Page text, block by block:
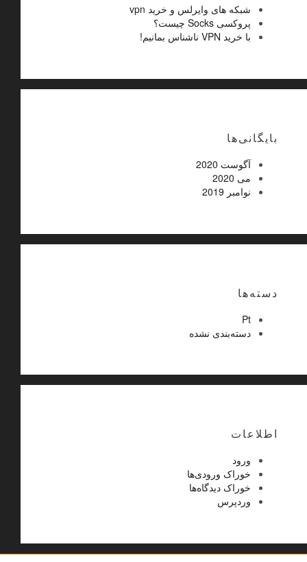
شبکه های وایرلس و خرید vpn
پروکسی Socks چیست؟
با خرید VPN ناشناس بمانیم!
بایگانی‌ها
آگوست 2020
می 2020
نوامبر 2019
دسته‌ها
Pt
دسته‌بندی نشده
اطلاعات
ورود
خوراک ورودی‌ها
خوراک دیدگاه‌ها
وردپرس